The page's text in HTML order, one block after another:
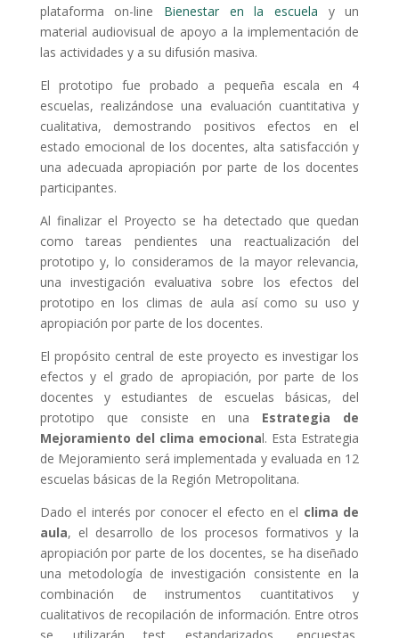
plataforma on-line Bienestar en la escuela y un
material audiovisual de apoyo a la implementación de
las actividades y a su difusión masiva.
El prototipo fue probado a pequeña escala en 4
escuelas, realizándose una evaluación cuantitativa y
cualitativa, demostrando positivos efectos en el
estado emocional de los docentes, alta satisfacción y
una adecuada apropiación por parte de los docentes
participantes.
Al finalizar el Proyecto se ha detectado que quedan
como tareas pendientes una reactualización del
prototipo y, lo consideramos de la mayor relevancia,
una investigación evaluativa sobre los efectos del
prototipo en los climas de aula así como su uso y
apropiación por parte de los docentes.
El propósito central de este proyecto es investigar los
efectos y el grado de apropiación, por parte de los
docentes y estudiantes de escuelas básicas, del
prototipo que consiste en una Estrategia de
Mejoramiento del clima emocional. Esta Estrategia
de Mejoramiento será implementada y evaluada en 12
escuelas básicas de la Región Metropolitana.
Dado el interés por conocer el efecto en el clima de
aula, el desarrollo de los procesos formativos y la
apropiación por parte de los docentes, se ha diseñado
una metodología de investigación consistente en la
combinación de instrumentos cuantitativos y
cualitativos de recopilación de información. Entre otros
se utilizarán test estandarizados, encuestas,